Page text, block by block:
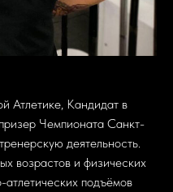
Атлетике, Кандидат в
Чемпионата Санкт-
деятельность.
возрастов и физических
подъёмов